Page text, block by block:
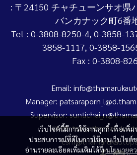
เว็บไซต์นี้มีการใช้งานคุกกี้ เพื่อเพิ่
ประสบการณ์ที่ดีในการใช้งานเว็บไซต์
อ่านรายละเอียดเพิ่มเติมได้ที่นโยบายค
: 〒24150 チャチューンサオ県
バンカナック町6番
Tel : 0-3808-8250-4, 0-3858-
3858-1117, 0-3858-
Fax : 0-3808-
Email:
Manager:
Supervisor:
Staff: